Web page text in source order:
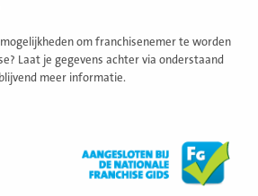
om franchisenemer te worden
Laat je gegevens achter via onderstaand
meer informatie.